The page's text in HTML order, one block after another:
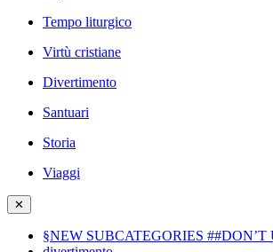
Tempo liturgico
Virtù cristiane
Divertimento
Santuari
Storia
Viaggi
✕
§NEW SUBCATEGORIES ##DON’T